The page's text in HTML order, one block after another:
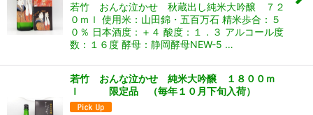
若竹 おんな泣かせ 秋蔵出し純米大吟醸 ７２
０ｍｌ 使用米：山田錦・五百万石 精米歩合：５
０％ 日本酒度：＋４ 酸度：１．３ アルコール度
数：１６度 酵母：静岡酵母NEW-5 …
若竹 おんな泣かせ 純米大吟醸 １８００ｍ
ｌ 限定品 （毎年１０月下旬入荷）